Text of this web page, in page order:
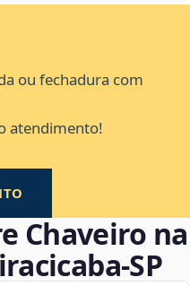
ou fechadura com
atendimento!
Chaveiro na